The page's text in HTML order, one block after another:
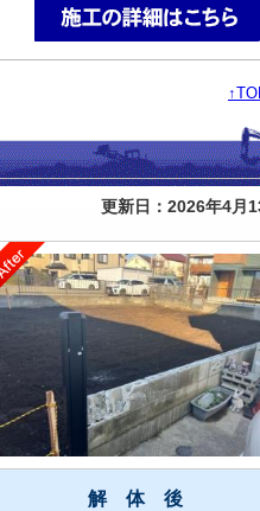
更新日：2026年4月
解 体 後